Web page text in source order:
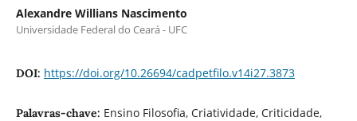
Alexandre Willians Nascimento
Universidade Federal do Ceará - UFC
DOI: https://doi.org/10.26694/cadpetfilo.v14i27.3873
Palavras-chave: Ensino Filosofia, Criatividade, Criticidade,